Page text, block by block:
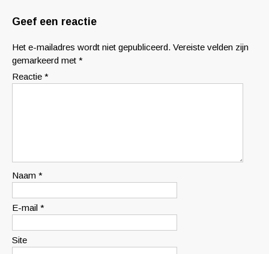
Geef een reactie
Het e-mailadres wordt niet gepubliceerd. Vereiste velden zijn
gemarkeerd met *
Reactie *
Naam *
E-mail *
Site